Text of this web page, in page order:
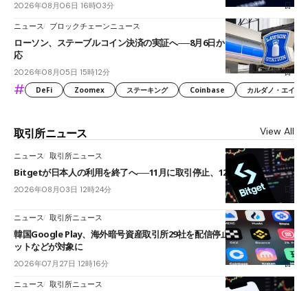
2026年08月06日 16時03分
ニュース ブロックチェーンニュース
ローソン、ステーブルコイン決済の実証へ──8月6日からJPYCやUSDC対
応
2026年08月05日 15時12分
# DeFi Zoomex ステーキング Coinbase カルダノ・エイ
取引所ニュース View All
ニュース 取引所ニュース
Bitgetが日本人の利用を終了へ──11月に取引停止、12月末に強制決済
2026年08月03日 12時24分
ニュース 取引所ニュース
韓国Google Play、海外暗号資産取引所29社を配信停止──OKXやバイビ
ットなどが対象に
2026年07月27日 12時16分
ニュース 取引所ニュース